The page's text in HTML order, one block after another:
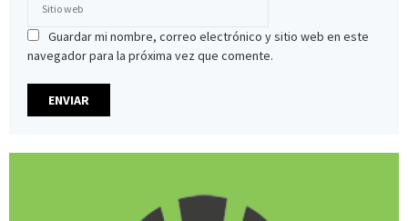
Guardar mi nombre, correo electrónico y sitio web en este
navegador para la próxima vez que comente.